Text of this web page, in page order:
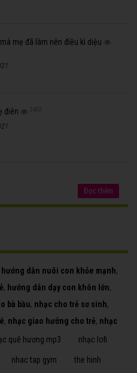
mẹ đã làm nên điều kì diệu
điên 2652
Đọc thêm
hướng dẫn nuôi con khỏe mạnh,
, hướng dẫn dạy con khôn lớn,
bà bầu, nhạc cho trẻ sơ sinh,
, nhạc giao hưởng cho trẻ, nhạc
quê hương mp3 nhạc lofi
nhac tap gym the hinh